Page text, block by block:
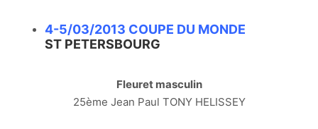
4-5/03/2013 COUPE DU MONDE
ST PETERSBOURG
Fleuret masculin
25ème Jean Paul TONY HELISSEY